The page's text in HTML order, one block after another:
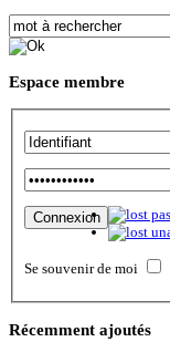
Espace membre
Se souvenir de moi
Récemment ajoutés